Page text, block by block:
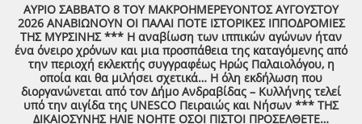
κανόνια του αγώνα! ΦΩΤΟΓΡΑΦΙΕΣ ΚΑΙ ΠΡΟΣΚΛΗΣΗ ΓΙΑ ΤΟ
ΣΥΝΑΠΑΝΤΗΜΑ (Πατήστε πάνω στο σύνδεσμο για να ανοίξει το
αρχείο) Ο Σύλλογος των απανταχού Δουκιωτών σάς προσκαλεί στην
εκδήλωση που θα πραγματοποιηθεί στο χωριό μας, το ΔΟΥΚΑ, σε
συνδιοργάνωση με τον Δήμο Αρχαίας Ολυμπίας, στις 13 Αυγούστου,
ημέρα Πέμπτη και ώρα 8:30 μ.μ., στην πλατεία του χωριού με θέμα:
«Άυλη πολιτιστική κληρονομιά: Eκφράσεις, Δράσεις Διαφύλαξης και
Προοπτικές στην Ηλεία» Oμιλητές: – Διομήδης Τόλιος, Διεύθυνση
ΑΥΡΙΟ ΣΑΒΒΑΤΟ 8 ΤΟΥ ΜΑΚΡΟΗΜΕΡΕΥΟΝΤΟΣ ΑΥΓΟΥΣΤΟΥ
2026 ΑΝΑΒΙΩΝΟΥΝ ΟΙ ΠΑΛΑΙ ΠΟΤΕ ΙΣΤΟΡΙΚΕΣ ΙΠΠΟΔΡΟΜΙΕΣ
ΤΗΣ ΜΥΡΣΙΝΗΣ *** Η αναβίωση των ιππικών αγώνων ήταν
ένα όνειρο χρόνων και μια προσπάθεια της καταγόμενης από
την περιοχή εκλεκτής συγγραφέως Ηρώς Παλαιολόγου, η
οποία και θα μιλήσει σχετικά… Η όλη εκδήλωση που
διοργανώνεται από τον Δήμο Ανδραβίδας – Κυλλήνης τελεί
υπό την αιγίδα της UNESCO Πειραιώς και Νήσων *** ΤΗΣ
ΔΙΚΑΙΟΣΥΝΗΣ ΗΛΙΕ ΝΟΗΤΕ ΟΣΟΙ ΠΙΣΤΟΙ ΠΡΟΣΕΛΘΕΤΕ…